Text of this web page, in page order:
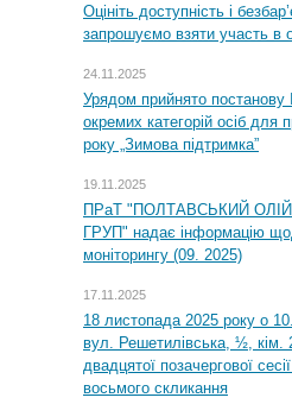
Оцініть доступність і
запрошуємо взяти участь в
24.11.2025
Урядом прийнято постанову
окремих категорій осіб для
року „Зимова підтримка”
19.11.2025
ПРаТ "ПОЛТАВСЬКИЙ
ГРУП" надає інформацію
моніторингу (09. 2025)
17.11.2025
18 листопада 2025 року о
вул. Решетилівська, ½, кім.
двадцятої позачергової
восьмого скликання